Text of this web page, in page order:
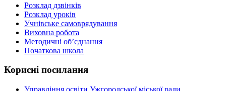
Розклад дзвінків
Розклад уроків
Учнівське самоврядування
Виховна робота
Методичні об’єднання
Початкова школа
Корисні посилання